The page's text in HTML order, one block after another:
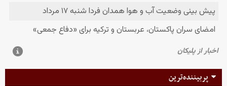
پربیننده‌ترین